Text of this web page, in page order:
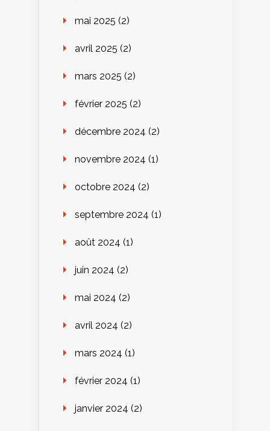
mai 2025 (2)
avril 2025 (2)
mars 2025 (2)
février 2025 (2)
décembre 2024 (2)
novembre 2024 (1)
octobre 2024 (2)
septembre 2024 (1)
août 2024 (1)
juin 2024 (2)
mai 2024 (2)
avril 2024 (2)
mars 2024 (1)
février 2024 (1)
janvier 2024 (2)